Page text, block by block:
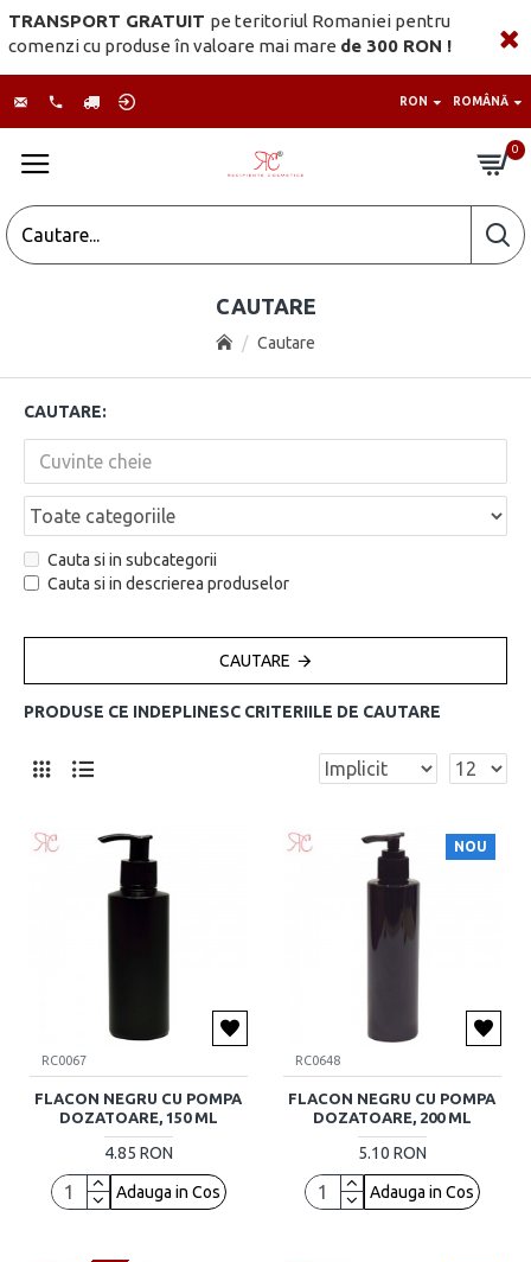
TRANSPORT GRATUIT pe teritoriul Romaniei pentru
comenzi cu produse în valoare mai mare de 300 RON !
RON ROMÂNĂ
0
Cautare
CAUTARE
CAUTARE:
Cauta si in subcategorii
Cauta si in descrierea produselor
CAUTARE
PRODUSE CE INDEPLINESC CRITERIILE DE CAUTARE
RC0067
FLACON NEGRU CU POMPA
DOZATOARE, 150 ML
4.85 RON
Adauga in Cos
NOU
RC0648
FLACON NEGRU CU POMPA
DOZATOARE, 200 ML
5.10 RON
Adauga in Cos